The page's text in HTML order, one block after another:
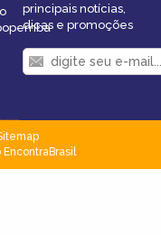
principais notícias,
dicas e promoções